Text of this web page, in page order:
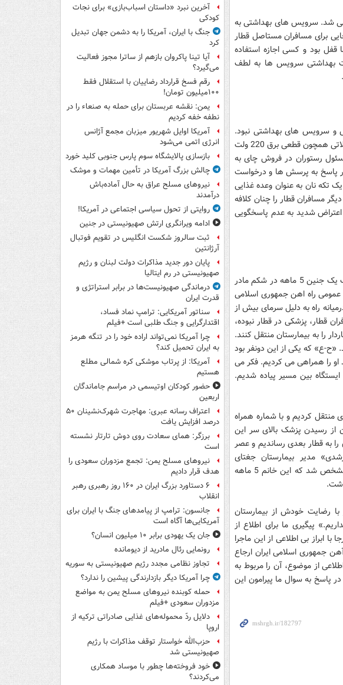
شد. سرویس های بهداشتی به
برای مسافران مستاصل قطار
بود و کسی اجازه استفاده
بهداشتی سرویس ها به لطف
فقط گرمایش و سرویس های بهداشتی نبود.
مشکلات عجیبی مثل این ها را هم باید به لیست اضافه کرد: مشکلاتی همچون قطعی برق 220 ولت
رستوران در فروش چای به
پاسخ به پرسش ها و درخواست
تکه نان به عنوان وعده غذایی
مسافران قطار را چنان کلافه
اعتراض شدید به عدم پاسخگویی
دردسرهای آن قطار دلیجان البته هیچ کدام دردناک تر از خبر مرگ یک جنین 5 ماهه در شکم مادر
عمومی راه اهن جمهوری اسلامی
راه به دلیل سرمای بیش از
قطار، پزشکی در قطار نبوده،
را به بیمارستان منتقل کنند.
«ح-ع» که یکی از این دونفر بود
او را همراهی می کردیم. فکر می
ایستگاه بین مسیر پیاده شدیم.
منتقل کردیم و با شماره همراه
از رسیدن پزشک بالای سر این
را به قطار بعدی رساندیم و عصر
مدیر بیمارستان جغتای
بخوانید:«بیمار که به بیمارستان ما منتقل شد در معاینه پزشک مشخص شد که این خانم 5 ماهه
با رضایت خودش از بیمارستان
پیگیری ما برای اطلاع از
ابراز بی اطلاعی از این ماجرا
جمهوری اسلامی ایران ارجاع
از موضوع، آن را مربوط به
پاسخ به سوال ما پیرامون این
آخرین نبرد «داستان اسباب‌بازی» برای نجات
کودکی
جنگ با ایران، آمریکا را به دشمن جهان تبدیل
کرد
آیا تینا پاکروان بازهم از ساترا مجوز فعالیت
می‌گیرد؟
رقم فسخ قرارداد رضاییان با استقلال فقط
۱۰۰میلیون تومان!
یمن: نقشه عربستان برای حمله به صنعاء را در
نطفه خفه کردیم
آمریکا اوایل شهریور میزبان مجمع آژانس
انرژی اتمی می‌شود
بازسازی پالایشگاه سوم پارس جنوبی کلید خورد
چالش بزرگ آمریکا در تأمین مهمات و موشک
نیروهای مسلح عراق به حال آماده‌باش
درآمدند
روایتی از تحول سیاسی اجتماعی در آمریکا!
ادامه ویرانگری ارتش صهیونیستی در جنین
ثبت سالروز شکست انگلیس در تقویم فوتبال
آرژانتین
پایان دور جدید مذاکرات دولت لبنان و رژیم
صهیونیستی در رم ایتالیا
درماندگی صهیونیست‌ها در برابر استراتژی و
قدرت ایران
سناتور آمریکایی: ترامپ نماد فساد،
اقتدارگرایی و جنگ طلبی است +فیلم
چرا آمریکا نمی‌تواند اراده خود را در تنگه هرمز
به ایران تحمیل کند؟
آمریکا: از پرتاب موشکی کره شمالی مطلع
هستیم
حضور کودکان اوتیسمی در مراسم جاماندگان
اربعین
اعتراف رسانه عبری: مهاجرت شهرک‌نشینان ۵۰
درصد افزایش یافت
برزگر: همای سعادت روی دوش تارتار نشسته
است
نیروهای مسلح یمن: تجمع مزدوران سعودی را
هدف قرار دادیم
۶ دستاورد بزرگ ایران در ۱۶۰ روز رهبری رهبر
انقلاب
جانسون: ترامپ از پیامدهای جنگ با ایران برای
آمریکایی‌ها آگاه است
جان یک یهودی برابر ۱۰ میلیون انسان؟
رونمایی رئال مادرید از دیومانده
تجاوز نظامی مجدد رژیم صهیونیستی به سوریه
چرا آمریکا دیگر بازدارندگی پیشین را ندارد؟
حمله کوبنده نیروهای مسلح یمن به مواضع
مزدوران سعودی +فیلم
دلایل ردّ محموله‌های غذایی صادراتی ترکیه از
اروپا
حزب‌الله خواستار توقف مذاکرات با رژیم
صهیونیستی شد
خود فروخته‌ها چطور با موساد همکاری
می‌کردند؟